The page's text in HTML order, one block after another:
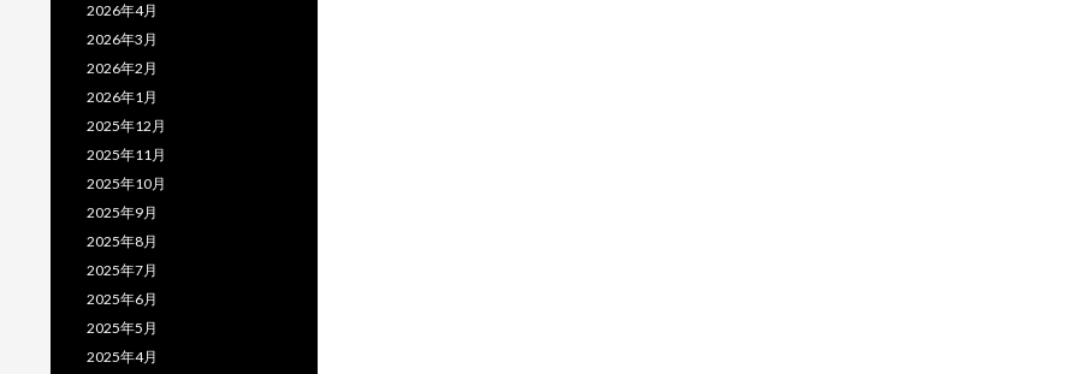
2026年4月
2026年3月
2026年2月
2026年1月
2025年12月
2025年11月
2025年10月
2025年9月
2025年8月
2025年7月
2025年6月
2025年5月
2025年4月